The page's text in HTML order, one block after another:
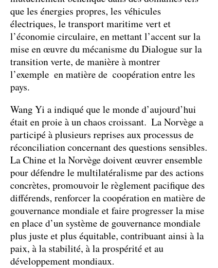
que les énergies propres, les véhicules
électriques, le transport maritime vert et
l’économie circulaire, en mettant l’accent sur la
mise en œuvre du mécanisme du Dialogue sur la
transition verte, de manière à montrer
l’exemple en matière de coopération entre les
pays.
Wang Yi a indiqué que le monde d’aujourd’hui
était en proie à un chaos croissant. La Norvège a
participé à plusieurs reprises aux processus de
réconciliation concernant des questions sensibles.
La Chine et la Norvège doivent œuvrer ensemble
pour défendre le multilatéralisme par des actions
concrètes, promouvoir le règlement pacifique des
différends, renforcer la coopération en matière de
gouvernance mondiale et faire progresser la mise
en place d’un système de gouvernance mondiale
plus juste et plus équitable, contribuant ainsi à la
paix, à la stabilité, à la prospérité et au
développement mondiaux.